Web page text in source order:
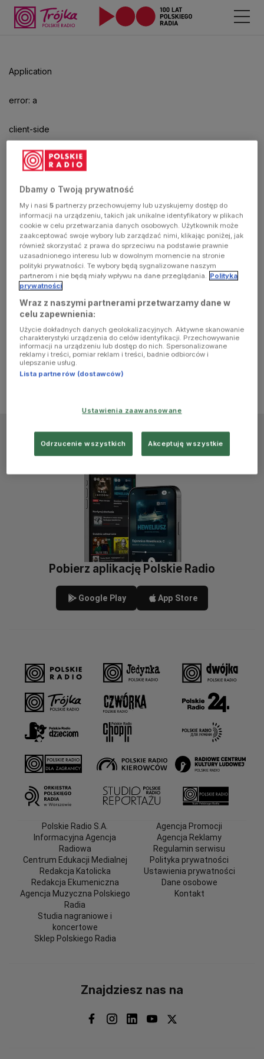
Application
error: a
client-side
exception
has
occurred
(see the
browser
console for
more
information)
Pobierz aplikację Polskie Radio
Google Play App Store
Polskie Radio S.A.
Informacyjna Agencja
Radiowa
Centrum Edukacji Medialnej
Redakcja Katolicka
Redakcja Ekumeniczna
Agencja Muzyczna Polskiego
Radia
Studia nagraniowe i
koncertowe
Sklep Polskiego Radia
Agencja Promocji
Agencja Reklamy
Regulamin serwisu
Polityka prywatności
Ustawienia prywatności
Dane osobowe
Kontakt
Znajdziesz nas na
Dbamy o Twoją prywatność
My i nasi5 partnerzy przechowujemy lub uzyskujemy dostęp do
informacji na urządzeniu, takich jak unikalne identyfikatory w plikach
cookie w celu przetwarzania danych osobowych. Użytkownik może
zaakceptować swoje wybory lub zarządzać nimi, klikając poniżej, jak
również skorzystać z prawa do sprzeciwu na podstawie prawnie
uzasadnionego interesu lub w dowolnym momencie na stronie
polityki prywatności. Te wybory będą sygnalizowane naszym
partnerom i nie będą miały wpływu na dane przeglądania. Polityka
prywatności
Wraz z naszymi partnerami przetwarzamy dane w
celu zapewnienia:
Użycie dokładnych danych geolokalizacyjnych. Aktywne skanowanie
charakterystyki urządzenia do celów identyfikacji. Przechowywanie
informacji na urządzeniu lub dostęp do nich. Spersonalizowane
reklamy i treści, pomiar reklam i treści, badnie odbiorców i
ulepszanie usług.
Lista partnerów (dostawców)
Ustawienia zaawansowane
Odrzucenie wszystkich Akceptuję wszystkie